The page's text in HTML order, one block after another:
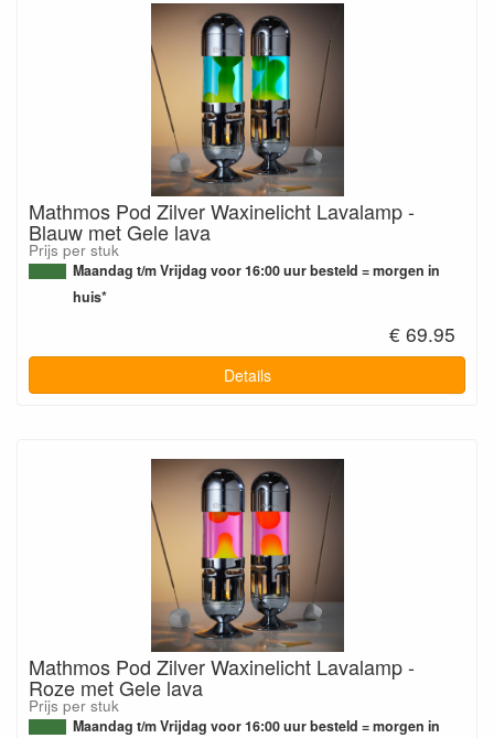
Mathmos Pod Zilver Waxinelicht Lavalamp -
Blauw met Gele lava
Prijs per stuk
Maandag t/m Vrijdag voor 16:00 uur besteld = morgen in
huis*
€ 69.95
Details
Mathmos Pod Zilver Waxinelicht Lavalamp -
Roze met Gele lava
Prijs per stuk
Maandag t/m Vrijdag voor 16:00 uur besteld = morgen in